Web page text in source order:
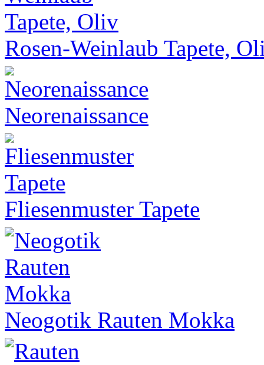
Rosen-Weinlaub Tapete,
Neorenaissance
Fliesenmuster Tapete
Neogotik Rauten Mokka